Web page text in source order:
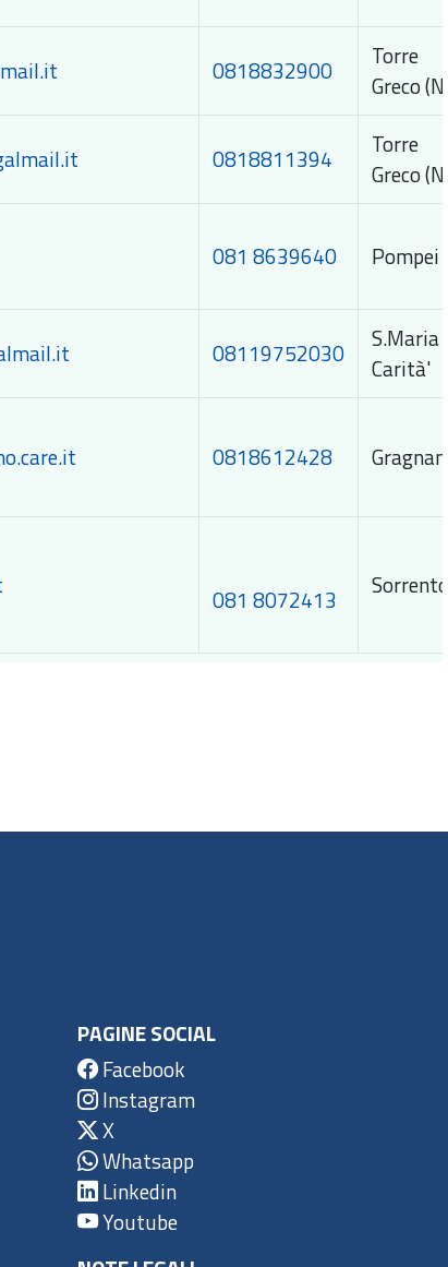
0818832900
Greco
0818811394
Greco
081 8639640 Pompei
08119752030
Carità'
0818612428
081 8072413
PAGINE SOCIAL
Facebook
Instagram
X
Whatsapp
Linkedin
Youtube